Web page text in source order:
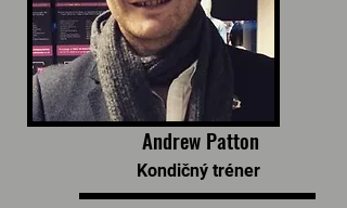
Andrew Patton
Kondičný tréner